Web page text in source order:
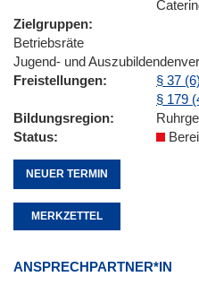
Zielgruppen
Betriebsräte
Jugend- und
Freistellungen
§ 37
§ 179
Bildungsregion
Status
NEUER TERMIN
MERKZETTEL
ANSPRECHPARTNER*IN